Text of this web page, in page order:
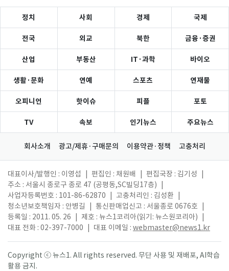
정치 사회 경제 국제
전국 외교 북한 금융·증권
산업 부동산 IT·과학 바이오
생활·문화 연예 스포츠 연재물
오피니언 핫이슈 피플 포토
TV 속보 인기뉴스 주요뉴스
회사소개 광고/제휴·구매문의 이용약관·정책 고충처리
대표이사/발행인 : 이영섭 편집인 : 채원배 편집국장 : 김기성
주소 : 서울시 종로구 종로 47 (공평동,SC빌딩17층)
사업자등록번호 : 101-86-62870
고충처리인 : 김성환
청소년보호책임자 : 안병길
통신판매업신고 : 서울종로 0676호
등록일 : 2011. 05. 26
제호 : 뉴스1코리아(읽기: 뉴스원코리아)
대표 전화 : 02-397-7000
대표 이메일 : webmaster@news1.kr
Copyright ⓒ 뉴스1. All rights reserved. 무단 사용 및 재배포, AI학습
활용 금지.